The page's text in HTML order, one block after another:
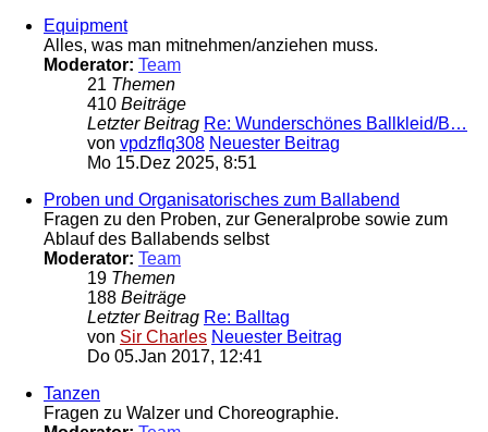
Equipment
Alles, was man mitnehmen/anziehen muss.
Moderator: Team
21 Themen
410 Beiträge
Letzter Beitrag Re: Wunderschönes Ballkleid/B…
von vpdzflq308 Neuester Beitrag
Mo 15.Dez 2025, 8:51
Proben und Organisatorisches zum Ballabend
Fragen zu den Proben, zur Generalprobe sowie zum
Ablauf des Ballabends selbst
Moderator: Team
19 Themen
188 Beiträge
Letzter Beitrag Re: Balltag
von Sir Charles Neuester Beitrag
Do 05.Jan 2017, 12:41
Tanzen
Fragen zu Walzer und Choreographie.